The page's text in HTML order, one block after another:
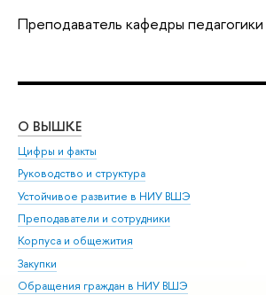
Преподаватель кафедры
О ВЫШКЕ
Цифры и факты
Руководство и структура
Устойчивое развитие в НИУ ВШЭ
Преподаватели и сотрудники
Корпуса и общежития
Закупки
Обращения граждан в НИУ ВШЭ